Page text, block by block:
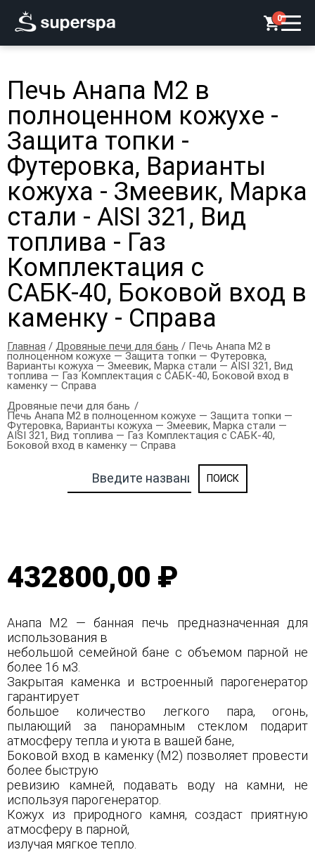
0
Печь Анапа М2 в
полноценном кожухе -
Защита топки -
Футеровка, Варианты
кожуха - Змеевик, Марка
стали - AISI 321, Вид
топлива - Газ
Комплектация с
САБК-40, Боковой вход в
каменку - Справа
Главная / Дровяные печи для бань / Печь Анапа М2 в
полноценном кожухе — Защита топки — Футеровка,
Варианты кожуха — Змеевик, Марка стали — AISI 321, Вид
топлива — Газ Комплектация с САБК-40, Боковой вход в
каменку — Справа
Дровяные печи для бань
Печь Анапа М2 в полноценном кожухе — Защита топки —
Футеровка, Варианты кожуха — Змеевик, Марка стали —
AISI 321, Вид топлива — Газ Комплектация с САБК-40,
Боковой вход в каменку — Справа
432800,00 ₽
Анапа М2 — банная печь предназначенная для
использования в
небольшой семейной бане с объемом парной не
более 16 м3.
Закрытая каменка и встроенный парогенератор
гарантирует
большое количество легкого пара, огонь,
пылающий за панорамным стеклом подарит
атмосферу тепла и уюта в вашей бане,
Боковой вход в каменку (М2) позволяет провести
более быструю
ревизию камней, подавать воду на камни, не
используя парогенератор.
Кожух из природного камня, создаст приятную
атмосферу в парной,
излучая мягкое тепло.